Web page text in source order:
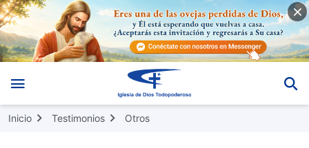
Inicio Testimonios Otros